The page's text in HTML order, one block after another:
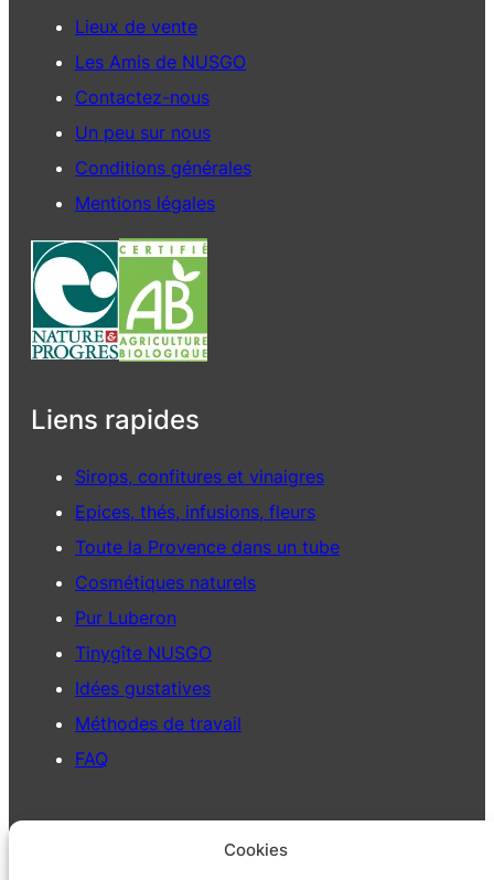
Cookies
Lieux de vente
Les Amis de NUSGO
Contactez-nous
Un peu sur nous
Conditions générales
Mentions légales
Liens rapides
Sirops, confitures et vinaigres
Epices, thés, infusions, fleurs
Toute la Provence dans un tube
Cosmétiques naturels
Pur Luberon
Tinygîte NUSGO
Idées gustatives
Méthodes de travail
FAQ